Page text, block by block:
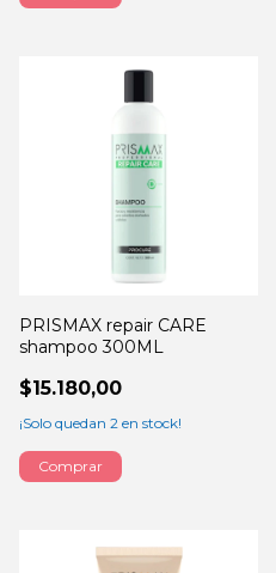
PRISMAX repair CARE
shampoo 300ML
$15.180,00
¡Solo quedan 2 en stock!